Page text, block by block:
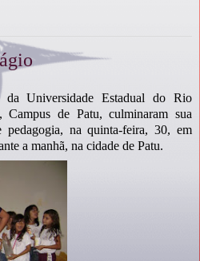
da Universidade Estadual do Rio
de Patu, culminaram sua
pedagogia, na quinta-feira, 30, em
a manhã, na cidade de Patu.